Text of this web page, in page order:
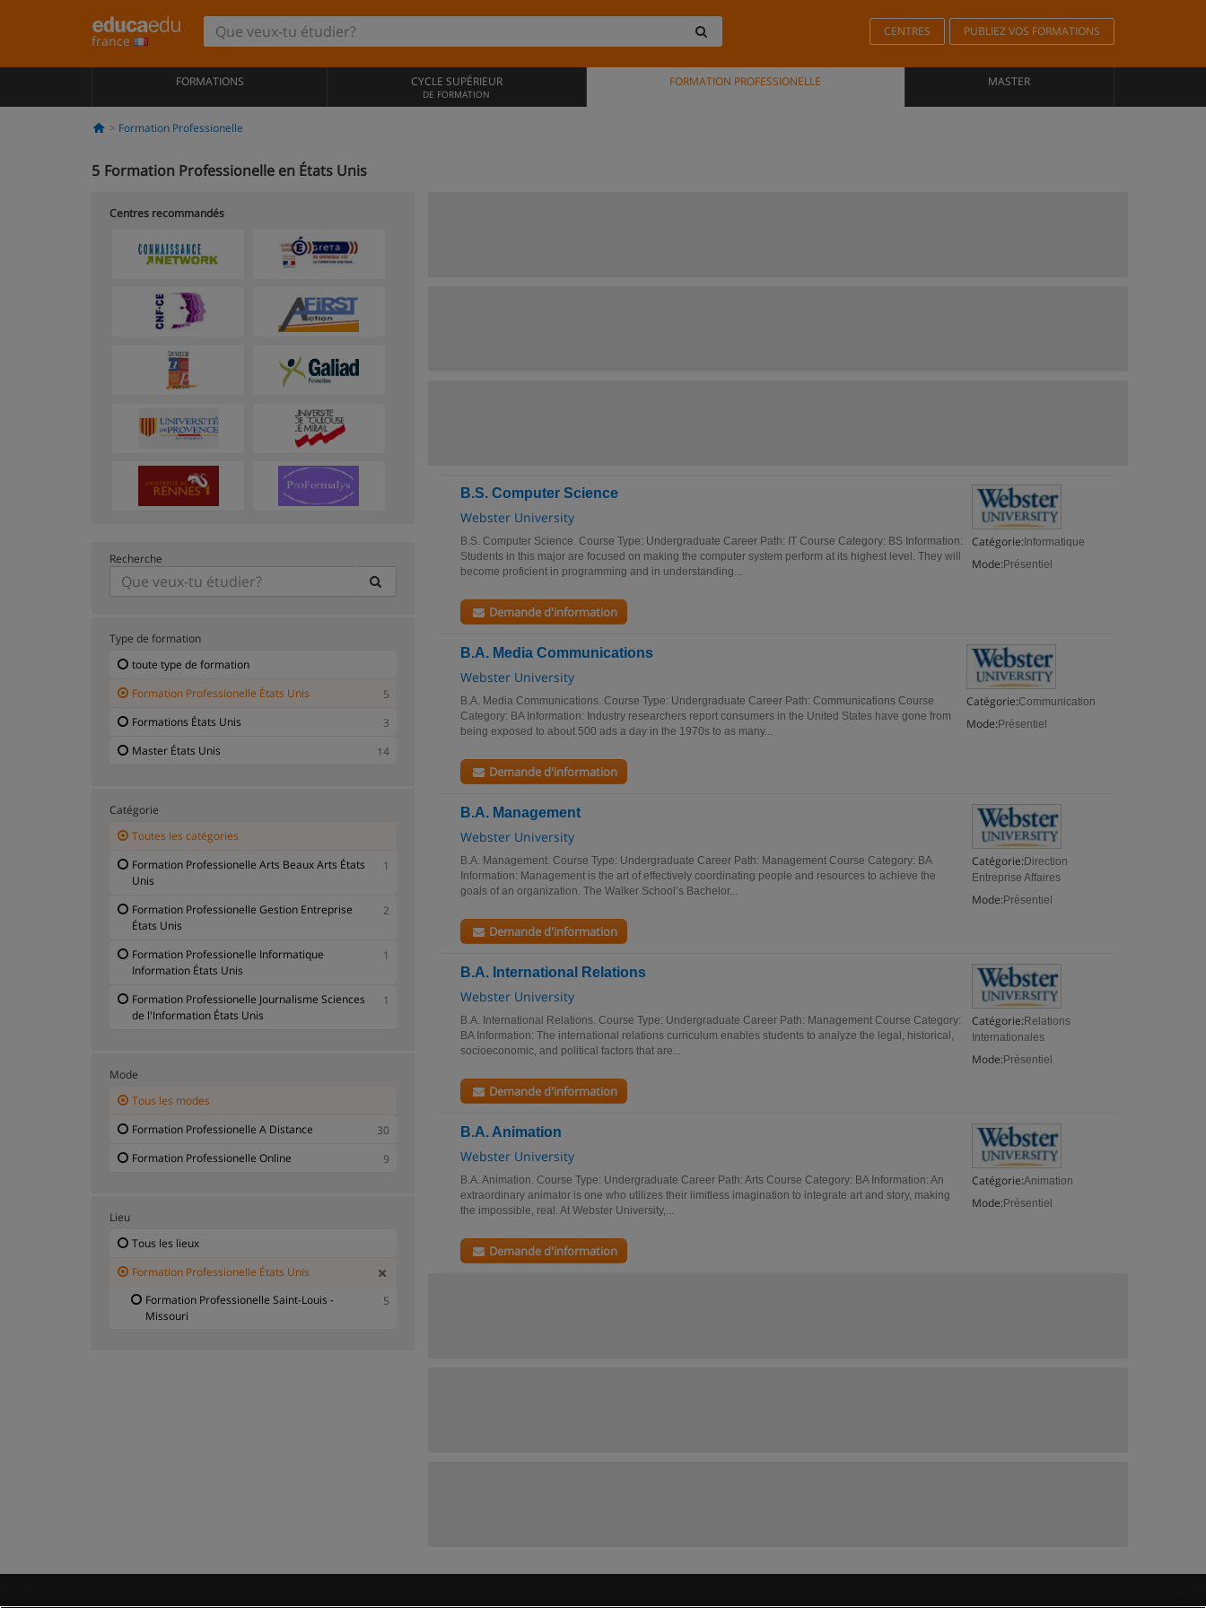
france
CENTRES PUBLIEZ VOS FORMATIONS
FORMATIONS CYCLE SUPÉRIEUR
DE FORMATION
FORMATION PROFESSIONELLE MASTER
Formation Professionelle
5 Formation Professionelle en États Unis
B.S. Computer Science
Webster University
Catégorie: Informatique
Mode: Présentiel
B.S. Computer Science. Course Type: Undergraduate Career Path: IT Course Category: BS Information:
Students in this major are focused on making the computer system perform at its highest level. They will
become proficient in programming and in understanding...
Demande d'information
B.A. Media Communications
Webster University
Catégorie:Communication
Mode: Présentiel
B.A. Media Communications. Course Type: Undergraduate Career Path: Communications Course
Category: BA Information: Industry researchers report consumers in the United States have gone from
being exposed to about 500 ads a day in the 1970s to as many...
Demande d'information
B.A. Management
Webster University
Catégorie: Direction
Entreprise Affaires
Mode: Présentiel
B.A. Management. Course Type: Undergraduate Career Path: Management Course Category: BA
Information: Management is the art of effectively coordinating people and resources to achieve the
goals of an organization. The Walker School’s Bachelor...
Demande d'information
B.A. International Relations
Webster University
Catégorie: Relations
Internationales
Mode: Présentiel
B.A. International Relations. Course Type: Undergraduate Career Path: Management Course Category:
BA Information: The international relations curriculum enables students to analyze the legal, historical,
socioeconomic, and political factors that are...
Demande d'information
B.A. Animation
Webster University
Catégorie:Animation
Mode: Présentiel
B.A. Animation. Course Type: Undergraduate Career Path: Arts Course Category: BA Information: An
extraordinary animator is one who utilizes their limitless imagination to integrate art and story, making
the impossible, real. At Webster University,...
Demande d'information
Centres recommandés
Recherche
Type de formation
toute type de formation
Formation Professionelle États Unis
5
Formations États Unis
3
Master États Unis
14
Catégorie
Toutes les catégories
Formation Professionelle Arts Beaux Arts États
Unis
1
Formation Professionelle Gestion Entreprise
États Unis
2
Formation Professionelle Informatique
Information États Unis
1
Formation Professionelle Journalisme Sciences
de l'Information États Unis
1
Mode
Tous les modes
Formation Professionelle A Distance
30
Formation Professionelle Online
9
Lieu
Tous les lieux
Formation Professionelle États Unis
Formation Professionelle Saint-Louis -
Missouri
5